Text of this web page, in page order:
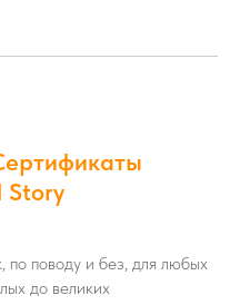
Story
поводу и без, для любых
до великих